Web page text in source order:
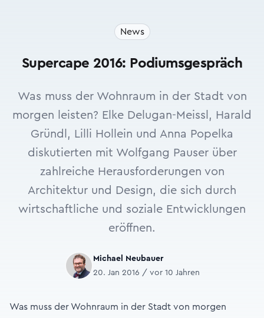
News
Supercape 2016: Podiumsgespräch
Was muss der Wohnraum in der Stadt von
morgen leisten? Elke Delugan-Meissl, Harald
Gründl, Lilli Hollein und Anna Popelka
diskutierten mit Wolfgang Pauser über
zahlreiche Herausforderungen von
Architektur und Design, die sich durch
wirtschaftliche und soziale Entwicklungen
eröffnen.
Michael Neubauer
20. Jan 2016 / vor 10 Jahren
Was muss der Wohnraum in der Stadt von morgen